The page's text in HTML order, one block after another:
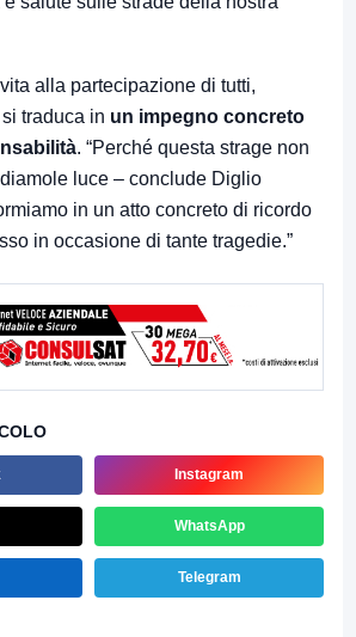
alla partecipazione di tutti,
traduca in un impegno concreto
. “Perché questa strage non
luce – conclude Diglio
in un atto concreto di ricordo
in occasione di tante tragedie.”
Instagram
WhatsApp
Telegram